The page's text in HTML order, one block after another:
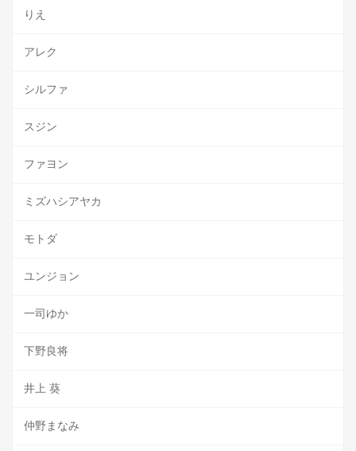
りえ
アレク
シルファ
スジン
ファヨン
ミズハシアヤカ
モトダ
ユンジョン
一司ゆか
下野良将
井上 葵
仲野まなみ